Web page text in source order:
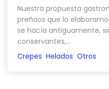
Nuestra propuesta
preñaos que lo
se hacía antiguamente,
conservantes,...
Crepes Helados Otros